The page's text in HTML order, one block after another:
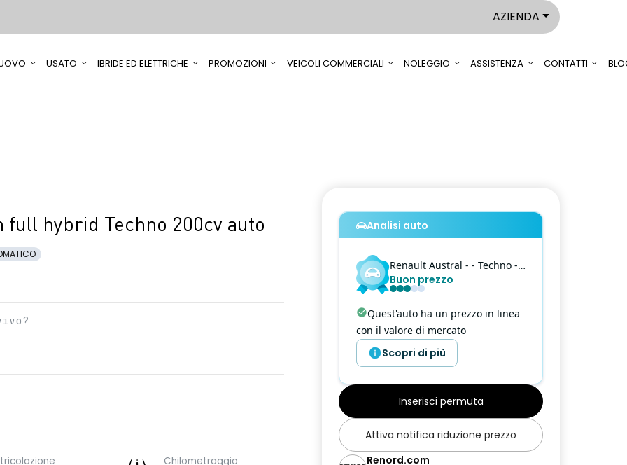
AZIENDA
USATO IBRIDE ED ELETTRICHE PROMOZIONI VEICOLI COMMERCIALI NOLEGGIO ASSISTENZA CONTATTI
full hybrid Techno 200cv auto
Chilometraggio
Analisi auto
Renault Austral - - Techno - 1.2 E-Tech full hybrid Techno 200cv auto
Buon prezzo
Quest'auto ha un prezzo in linea
con il valore di mercato
Scopri di più
Inserisci permuta
Attiva notifica riduzione prezzo
Renord.com